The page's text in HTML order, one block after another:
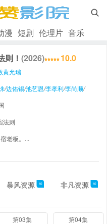

漫 短剧 伦理片 音乐
则！ (2026) 10.0
黄允瑞
/边佑锡/池艺恩/李孝利/李尚顺/
法则
老板。...
暴风资源 10 非凡资源 10
第03集 第04集